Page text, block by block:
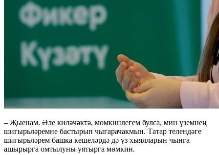
– Җыенам. Әле киләчәктә, мөмкинлегем булса, мин үземнең
шигырьләремне бастырып чыгарачакмын. Татар телендәге
шигырьләрем башка кешеләрдә дә үз хыялларын чынга
ашырырга омтылуны уятырга мөмкин.